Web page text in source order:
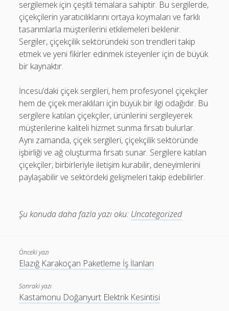
sergilemek için çeşitli temalara sahiptir. Bu sergilerde,
çiçekçilerin yaratıcılıklarını ortaya koymaları ve farklı
tasarımlarla müşterilerini etkilemeleri beklenir.
Sergiler, çiçekçilik sektöründeki son trendleri takip
etmek ve yeni fikirler edinmek isteyenler için de büyük
bir kaynaktır.
İncesu’daki çiçek sergileri, hem profesyonel çiçekçiler
hem de çiçek meraklıları için büyük bir ilgi odağıdır. Bu
sergilere katılan çiçekçiler, ürünlerini sergileyerek
müşterilerine kaliteli hizmet sunma fırsatı bulurlar.
Aynı zamanda, çiçek sergileri, çiçekçilik sektöründe
işbirliği ve ağ oluşturma fırsatı sunar. Sergilere katılan
çiçekçiler, birbirleriyle iletişim kurabilir, deneyimlerini
paylaşabilir ve sektördeki gelişmeleri takip edebilirler.
Şu konuda daha fazla yazı oku: Uncategorized
Önceki yazı
Elazığ Karakoçan Paketleme İş İlanları
Sonraki yazı
Kastamonu Doğanyurt Elektrik Kesintisi